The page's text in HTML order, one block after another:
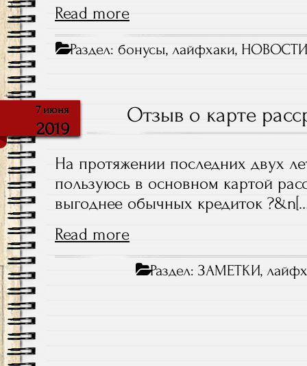
Read more
Раздел:бонусы,лайфхаки,
7 июня
2019
Отзыв о карте
На протяжении последних двух
пользуюсь в основном картой
выгоднее обычных кредиток
Read more
Раздел:ЗАМЕТКИ,